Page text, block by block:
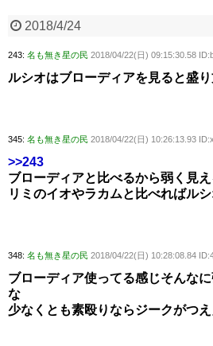
2018/4/24
243: 名も無き星の民 2018/04/22(日) 09:15:30.58
ルシオはブローディアを見ると盛
345: 名も無き星の民 2018/04/22(日) 10:26:13.93
>>243
ブローディアと比べるから弱く見え
リミのイオやラカムと比べればル
348: 名も無き星の民 2018/04/22(日) 10:28:08.84
ブローディア使ってる感じそんな
な
少なくとも素殴りならジークがつ